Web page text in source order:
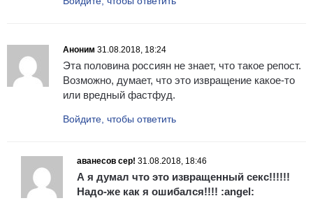
Аноним 31.08.2018, 18:24
Эта половина россиян не знает, что такое репост.
Возможно, думает, что это извращение какое-то
или вредный фастфуд.
Войдите, чтобы ответить
аванесов сер! 31.08.2018, 18:46
А я думал что это извращенный секс!!!!!!
Надо-же как я ошибался!!!! :angel: